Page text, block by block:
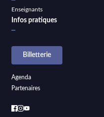
Enseignants
Infos pratiques
Billetterie
Agenda
Partenaires